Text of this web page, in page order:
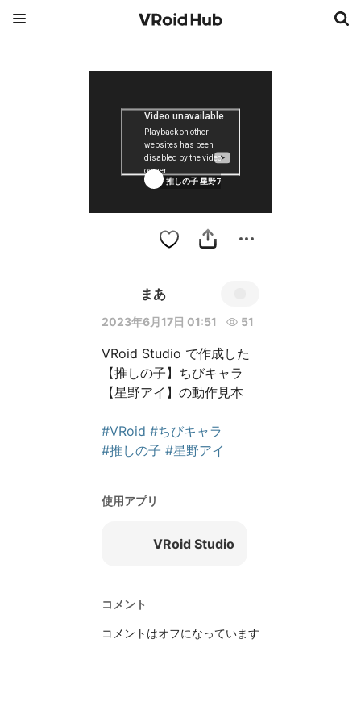
推しの子 星野アイ ちびキャラ
まあ
2023年6月17日 01:51 51
VRoid Studio で作成した
【推しの子】ちびキャラ
【星野アイ】の動作見本
#VRoid #ちびキャラ
#推しの子 #星野アイ
使用アプリ
VRoid Studio
コメント
コメントはオフになっています